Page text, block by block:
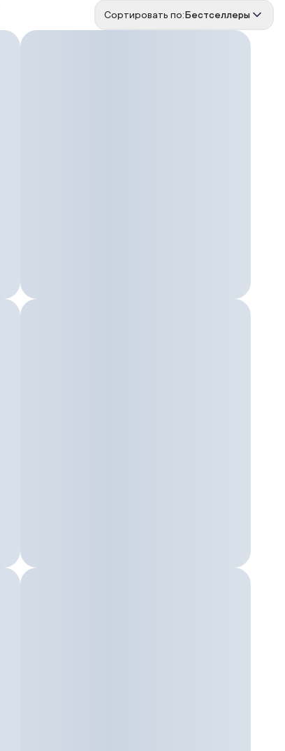
Сортировать по:Бестселлеры